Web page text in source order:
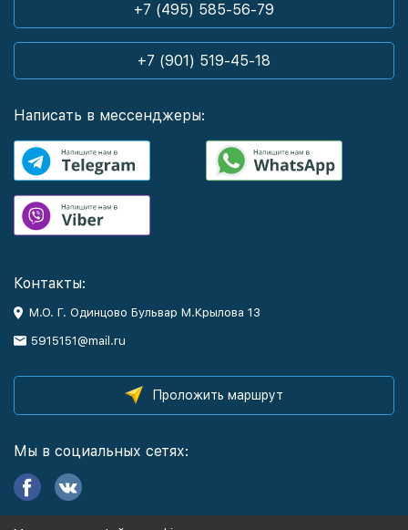
+7 (495) 585-56-79
+7 (901) 519-45-18
Написать в мессенджеры:
Контакты:
М.О. Г. Одинцово Бульвар М.Крылова 13
5915151@mail.ru
Проложить маршрут
Мы в социальных сетях: